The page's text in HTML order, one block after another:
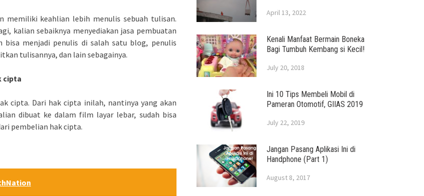
memiliki keahlian lebih menulis sebuah tulisan.
kalian sebaiknya menyediakan jasa pembuatan
bisa menjadi penulis di salah satu blog, penulis
tulisannya, dan lain sebagainya.
cipta
cipta. Dari hak cipta inilah, nantinya yang akan
dibuat ke dalam film layar lebar, sudah bisa
pembelian hak cipta.
April 13, 2022
Kenali Manfaat Bermain Boneka
Bagi Tumbuh Kembang si Kecil!
July 20, 2018
Ini 10 Tips Membeli Mobil di
Pameran Otomotif, GIIAS 2019
July 22, 2019
Jangan Pasang Aplikasi Ini di
Handphone (Part 1)
August 8, 2017